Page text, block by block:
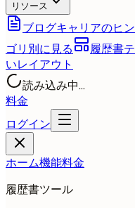
リソース
ブログキャリアのヒ
ゴリ別に見る
履歴書
いレイアウト
読み込み中...
料金
ログイン
ホーム機能料金
履歴書ツール